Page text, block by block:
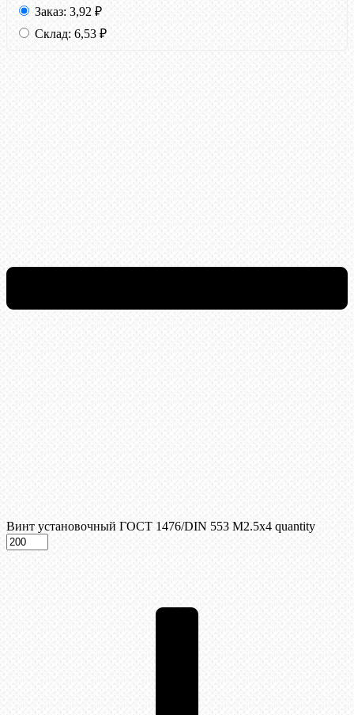
Заказ: 3,92 ₽
Склад: 6,53 ₽
Винт установочный ГОСТ 1476/DIN 553 М2.5x4 quantity